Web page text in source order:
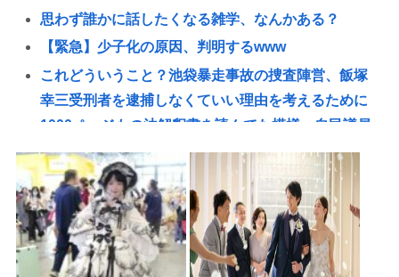
思わず誰かに話したくなる雑学、なんかある？
【緊急】少子化の原因、判明するwww
これどういうこと？池袋暴走事故の捜査陣営、飯塚
幸三受刑者を逮捕しなくていい理由を考えるために
1000ページもの法解釈書を読んでた模様…自民議員
からも圧力
高市総理「物価上昇を上回る賃上げを日本に定着さ
せる」 →国家公務員月給3.51％増へ 地方公務員も追
随する見通し
【悲報】バスローブ着てタバコ吸いながら記者会見